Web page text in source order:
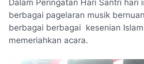
Dalam Peringatan Hari Santri hari
berbagai pagelaran musik
berbagai berbagai kesenian
memeriahkan acara.